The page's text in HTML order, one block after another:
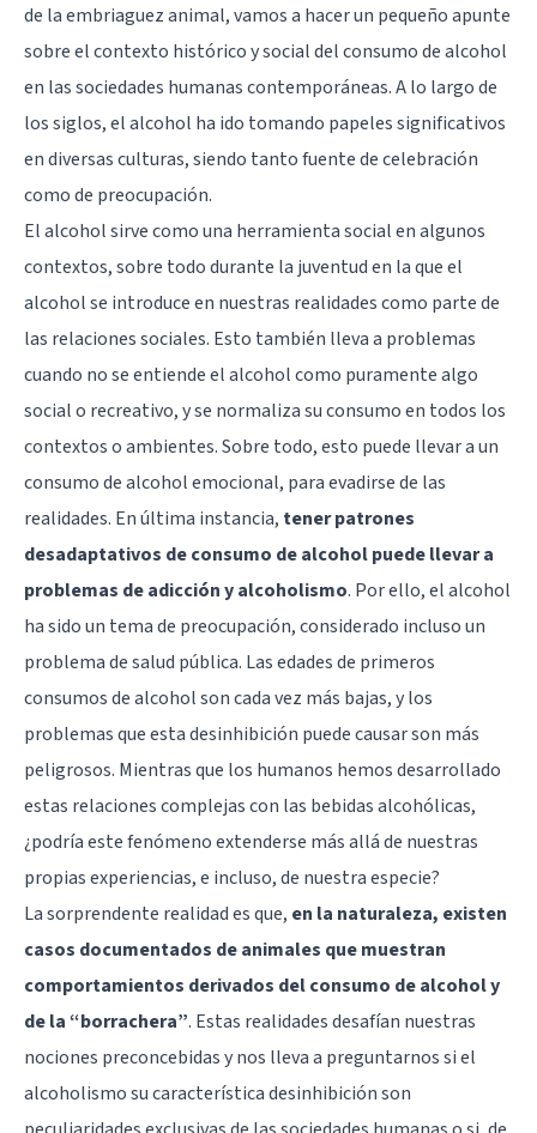
de la embriaguez animal, vamos a hacer un pequeño apunte
sobre el contexto histórico y social del consumo de alcohol
en las sociedades humanas contemporáneas. A lo largo de
los siglos, el alcohol ha ido tomando papeles significativos
en diversas culturas, siendo tanto fuente de celebración
como de preocupación.
El alcohol sirve como una herramienta social en algunos
contextos, sobre todo durante la juventud en la que el
alcohol se introduce en nuestras realidades como parte de
las relaciones sociales. Esto también lleva a problemas
cuando no se entiende el alcohol como puramente algo
social o recreativo, y se normaliza su consumo en todos los
contextos o ambientes. Sobre todo, esto puede llevar a un
consumo de alcohol emocional, para evadirse de las
realidades. En última instancia, tener patrones
desadaptativos de consumo de alcohol puede llevar a
problemas de adicción y alcoholismo. Por ello, el alcohol
ha sido un tema de preocupación, considerado incluso un
problema de salud pública. Las edades de primeros
consumos de alcohol son cada vez más bajas, y los
problemas que esta desinhibición puede causar son más
peligrosos. Mientras que los humanos hemos desarrollado
estas relaciones complejas con las bebidas alcohólicas,
¿podría este fenómeno extenderse más allá de nuestras
propias experiencias, e incluso, de nuestra especie?
La sorprendente realidad es que, en la naturaleza, existen
casos documentados de animales que muestran
comportamientos derivados del consumo de alcohol y
de la “borrachera”. Estas realidades desafían nuestras
nociones preconcebidas y nos lleva a preguntarnos si el
alcoholismo su característica desinhibición son